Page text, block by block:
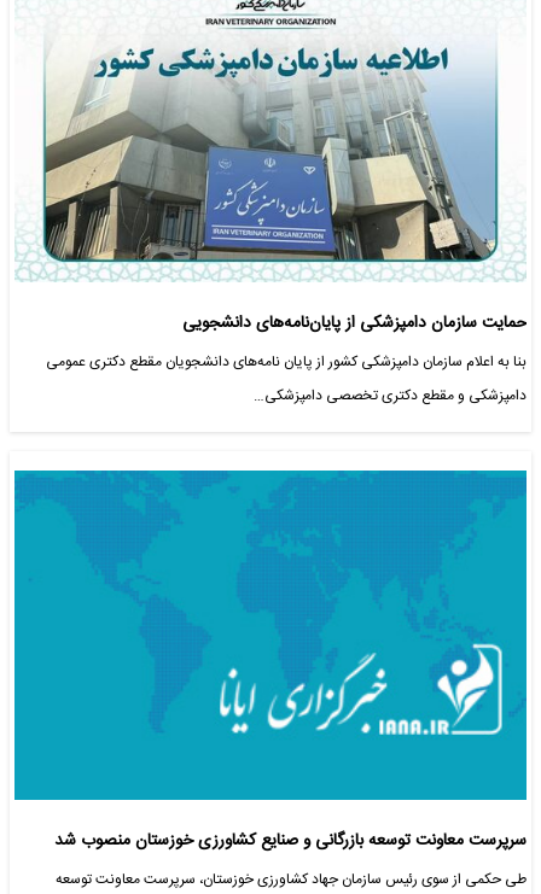
حمایت سازمان دامپزشکی از پایان‌نامه‌های دانشجویی
بنا به اعلام سازمان دامپزشکی کشور از پایان نامه‌های دانشجویان مقطع دکتری عمومی
دامپزشکی و مقطع دکتری تخصصی دامپزشکی…
سرپرست معاونت توسعه بازرگانی و صنایع کشاورزی خوزستان منصوب شد
طی حکمی از سوی رئیس سازمان جهاد کشاورزی خوزستان، سرپرست معاونت توسعه